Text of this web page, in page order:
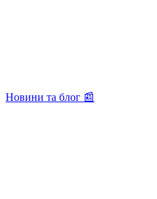
Новини та блог 📰